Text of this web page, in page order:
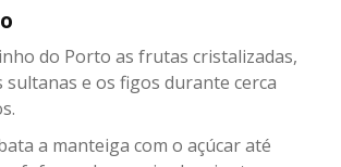
do Porto as frutas cristalizadas,
sultanas e os figos durante cerca
a manteiga com o açúcar até